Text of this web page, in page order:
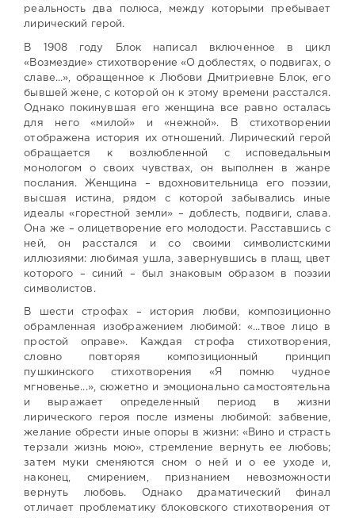
реальность два полюса, между которыми пребывает
лирический герой.
В 1908 году Блок написал включенное в цикл
«Возмездие» стихотворение «О доблестях, о подвигах, о
славе...», обращенное к Любови Дмитриевне Блок, его
бывшей жене, с которой он к этому времени расстался.
Однако покинувшая его женщина все равно осталась
для него «милой» и «нежной». В стихотворении
отображена история их отношений. Лирический герой
обращается к возлюбленной с исповедальным
монологом о своих чувствах, он выполнен в жанре
послания. Женщина – вдохновительница его поэзии,
высшая истина, рядом с которой забывались иные
идеалы «горестной земли» – доблесть, подвиги, слава.
Она же – олицетворение его молодости. Расставшись с
ней, он расстался и со своими символистскими
иллюзиями: любимая ушла, завернувшись в плащ, цвет
которого – синий – был знаковым образом в поэзии
символистов.
В шести строфах – история любви, композиционно
обрамленная изображением любимой: «...твое лицо в
простой оправе». Каждая строфа стихотворения,
словно повторяя композиционный принцип
пушкинского стихотворения «Я помню чудное
мгновенье...», сюжетно и эмоционально самостоятельна
и выражает определенный период в жизни
лирического героя после измены любимой: забвение,
желание обрести иные опоры в жизни: «Вино и страсть
терзали жизнь мою», стремление вернуть ее любовь;
затем муки сменяются сном о ней и о ее уходе и,
наконец, смирением, признанием невозможности
вернуть любовь. Однако драматический финал
отличает проблематику блоковского стихотворения от